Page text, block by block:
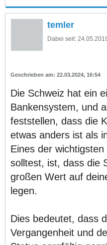
temler
Dabei seit:
22.03.2024, 16:54
Die Schweiz hat ein
Bankensystem, und
feststellen, dass die
etwas anders ist als
Eines der
solltest, ist, dass die
großen Wert auf
legen.
Dies bedeutet, dass
Vergangenheit und